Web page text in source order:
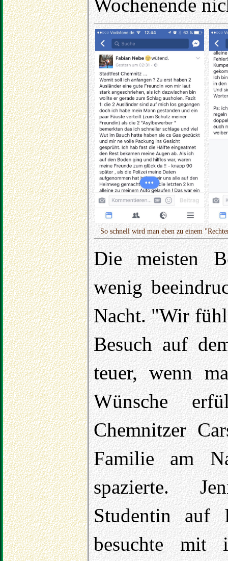
Wochenende
So schnell wird man eben zu einem
Die meisten
wenig
Nacht. "Wir
Besuch auf
teuer, wenn
Wünsche
Chemnitzer
Familie am
spazierte.
Studentin auf
besuchte mit